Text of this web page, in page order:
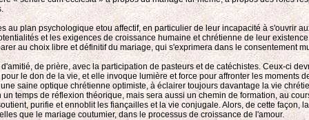
plan psychologique etou affectif, en particulier de leur incapacité à s'ouvrir
et les exigences de croissance humaine et chrétienne de leur
au choix libre et définitif du mariage, qui s'exprimera dans le consentement
de prière, avec la participation de pasteurs et de catéchistes. Ceux-ci
le don de la vie, et elle invoque lumière et force pour affronter les moments
saine optique chrétienne optimiste, à éclairer toujours davantage la vie
temps de réflexion théorique, mais sera aussi un chemin de formation, au
purifie et ennoblit les fiançailles et la vie conjugale. Alors, de cette façon,
que le mariage coutumier, dans le processus de croissance de l'amour.